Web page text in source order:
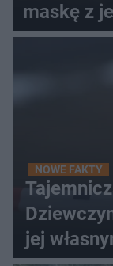
maskę z
NOWE FAKTY
jej